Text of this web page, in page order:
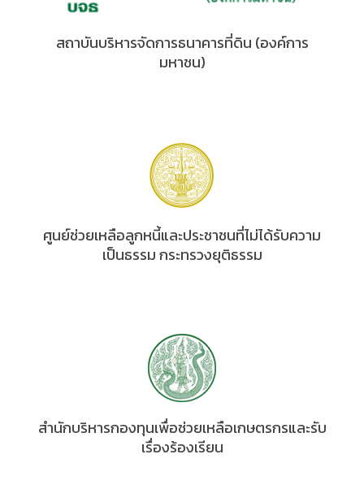
สถาบันบริหารจัดการธนาคารที่ดิน (องค์การ
มหาชน)
ศูนย์ช่วยเหลือลูกหนี้และประชาชนที่ไม่ได้รับความ
เป็นธรรม กระทรวงยุติธรรม
สำนักบริหารกองทุนเพื่อช่วยเหลือเกษตรกรและรับ
เรื่องร้องเรียน